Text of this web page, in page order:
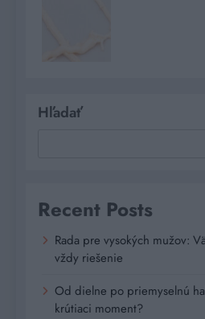
Hľadať
Recent Posts
Rada pre vysokých mužov:
vždy riešenie
Od dielne po priemyselnú
krútiaci moment?